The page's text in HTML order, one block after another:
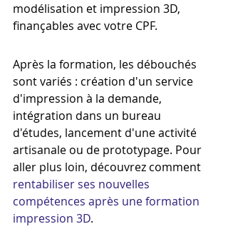
modélisation et impression 3D,
finançables avec votre CPF.
Après la formation, les débouchés
sont variés : création d'un service
d'impression à la demande,
intégration dans un bureau
d'études, lancement d'une activité
artisanale ou de prototypage. Pour
aller plus loin, découvrez comment
rentabiliser ses nouvelles
compétences après une formation
impression 3D.